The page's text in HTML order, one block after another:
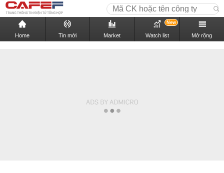
Home Tin mới Market Watch list
New
Mở rộng